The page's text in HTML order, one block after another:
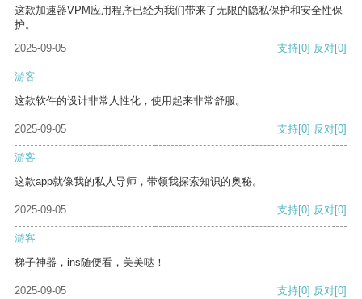
这款加速器VPM应用程序已经为我们带来了无限的隐私保护和安全性保
护。
2025-09-05
支持[0] 反对[0]
游客
这款软件的设计非常人性化，使用起来非常舒服。
2025-09-05 支持[0] 反对[0]
游客
这款app就像我的私人导师，带领我探索知识的奥秘。
2025-09-05 支持[0] 反对[0]
游客
梯子神器，ins随便看，美美哒！
2025-09-05 支持[0] 反对[0]